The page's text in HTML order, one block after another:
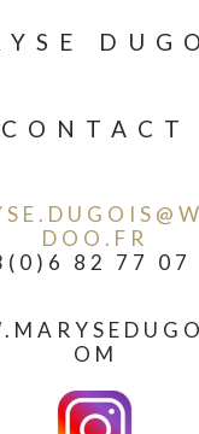
CONTACT
DOO.FR
82 77 07
OM